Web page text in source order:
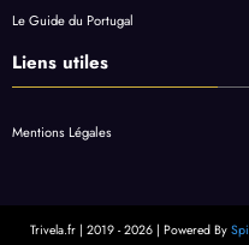
Le Guide du Portugal
Liens utiles
Mentions Légales
Trivela.fr | 2019 - 2026 | Powered By